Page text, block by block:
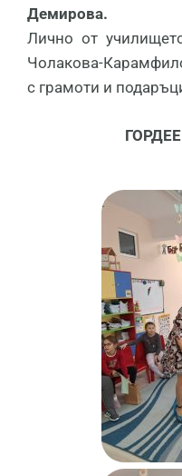
Демирова.
Лично от
Чолакова-
с грамоти и